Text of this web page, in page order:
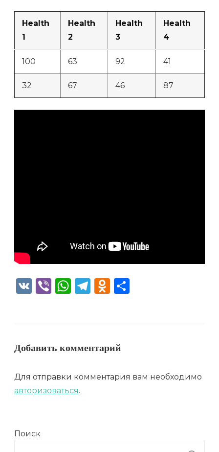
Health
1
Health
2
Health
3
Health
4
100 63 92 41
32 67 46 87
VK ViberWhatsApp
Telegram
Odnoklassniki
Добавить комментарий
Для отправки комментария вам необходимо
авторизоваться.
Поиск